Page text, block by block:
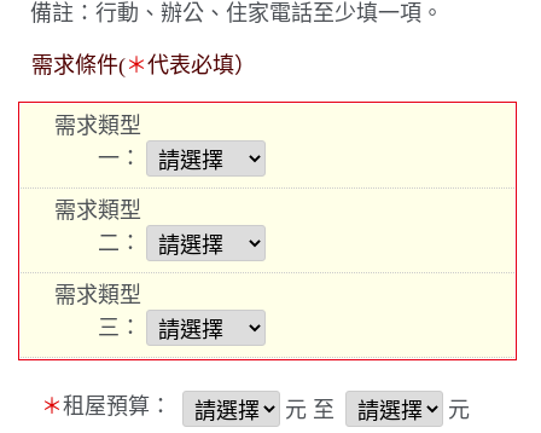
備註：行動、辦公、住家電話至少填一項。
需求條件(＊代表必填）
需求類型
一：
需求類型
二：
需求類型
三：
＊租屋預算： 元 至 元